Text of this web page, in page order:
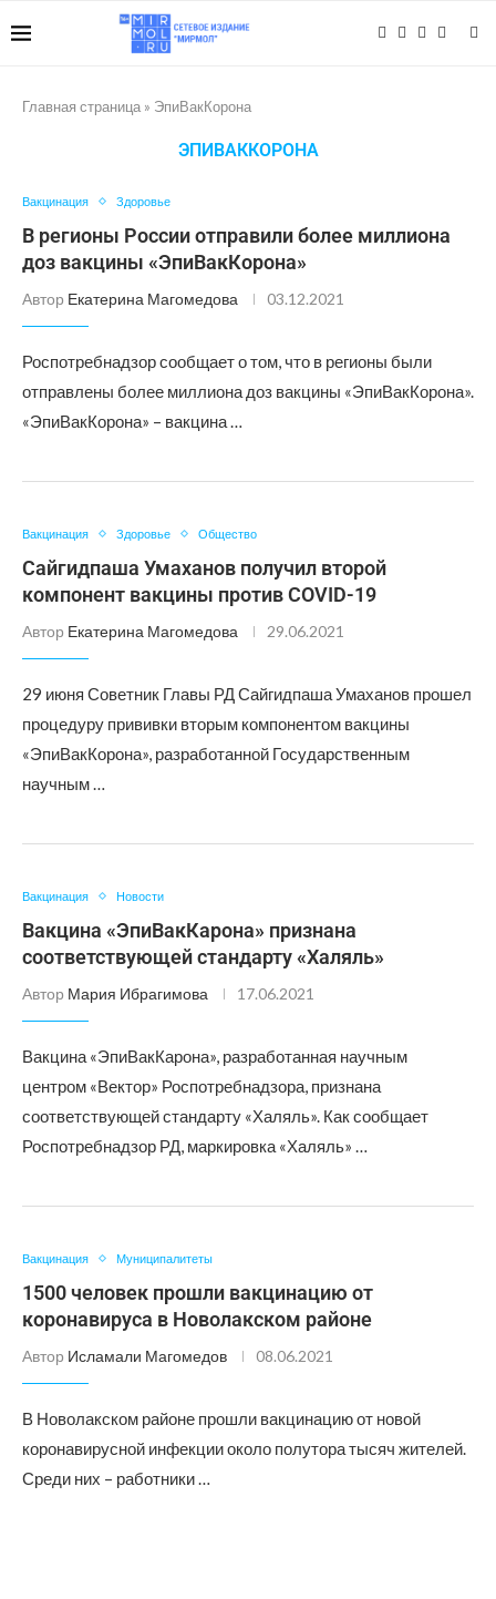
Главная страница » ЭпиВакКорона
ЭПИВАККОРОНА
Вакцинация Здоровье
В регионы России отправили более миллиона
доз вакцины «ЭпиВакКорона»
Автор Екатерина Магомедова 03.12.2021
Роспотребнадзор сообщает о том, что в регионы были
отправлены более миллиона доз вакцины «ЭпиВакКорона».
«ЭпиВакКорона» – вакцина …
Вакцинация Здоровье Общество
Сайгидпаша Умаханов получил второй
компонент вакцины против COVID-19
Автор Екатерина Магомедова 29.06.2021
29 июня Советник Главы РД Сайгидпаша Умаханов прошел
процедуру прививки вторым компонентом вакцины
«ЭпиВакКорона», разработанной Государственным
научным …
Вакцинация Новости
Вакцина «ЭпиВакКарона» признана
соответствующей стандарту «Халяль»
Автор Мария Ибрагимова 17.06.2021
Вакцина «ЭпиВакКарона», разработанная научным
центром «Вектор» Роспотребнадзора, признана
соответствующей стандарту «Халяль». Как сообщает
Роспотребнадзор РД, маркировка «Халяль» …
Вакцинация Муниципалитеты
1500 человек прошли вакцинацию от
коронавируса в Новолакском районе
Автор Исламали Магомедов 08.06.2021
В Новолакском районе прошли вакцинацию от новой
коронавирусной инфекции около полутора тысяч жителей.
Среди них – работники …